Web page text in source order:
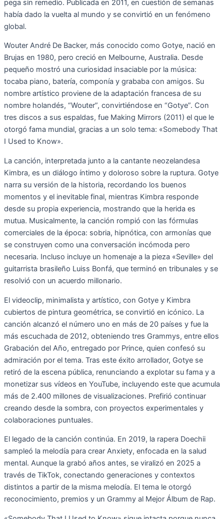
pega sin remedio. Publicada en 2011, en cuestión de semanas
había dado la vuelta al mundo y se convirtió en un fenómeno
global.
Wouter André De Backer, más conocido como Gotye, nació en
Brujas en 1980, pero creció en Melbourne, Australia. Desde
pequeño mostró una curiosidad insaciable por la música:
tocaba piano, batería, componía y grababa con amigos. Su
nombre artístico proviene de la adaptación francesa de su
nombre holandés, “Wouter”, convirtiéndose en “Gotye”. Con
tres discos a sus espaldas, fue Making Mirrors (2011) el que le
otorgó fama mundial, gracias a un solo tema: «Somebody That
I Used to Know».
La canción, interpretada junto a la cantante neozelandesa
Kimbra, es un diálogo íntimo y doloroso sobre la ruptura. Gotye
narra su versión de la historia, recordando los buenos
momentos y el inevitable final, mientras Kimbra responde
desde su propia experiencia, mostrando que la herida es
mutua. Musicalmente, la canción rompió con las fórmulas
comerciales de la época: sobria, hipnótica, con armonías que
se construyen como una conversación incómoda pero
necesaria. Incluso incluye un homenaje a la pieza «Seville» del
guitarrista brasileño Luiss Bonfá, que terminó en tribunales y se
resolvió con un acuerdo millonario.
El videoclip, minimalista y artístico, con Gotye y Kimbra
cubiertos de pintura geométrica, se convirtió en icónico. La
canción alcanzó el número uno en más de 20 países y fue la
más escuchada de 2012, obteniendo tres Grammys, entre ellos
Grabación del Año, entregado por Prince, quien confesó su
admiración por el tema. Tras este éxito arrollador, Gotye se
retiró de la escena pública, renunciando a explotar su fama y a
monetizar sus vídeos en YouTube, incluyendo este que acumula
más de 2.400 millones de visualizaciones. Prefirió continuar
creando desde la sombra, con proyectos experimentales y
colaboraciones puntuales.
El legado de la canción continúa. En 2019, la rapera Doechii
sampleó la melodía para crear Anxiety, enfocada en la salud
mental. Aunque la grabó años antes, se viralizó en 2025 a
través de TikTok, conectando generaciones y contextos
distintos a partir de la misma melodía. El tema le otorgó
reconocimiento, premios y un Grammy al Mejor Álbum de Rap.